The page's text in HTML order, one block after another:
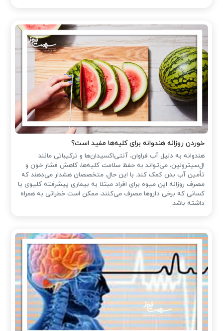
خوردن روزانه هندوانه برای کلیه‌ها مفید است؟
هندوانه به دلیل آب فراوان، آنتی‌اکسیدان‌ها و ترکیباتی مانند
ال‌سیترولین، می‌تواند به حفظ سلامت کلیه‌ها، کاهش فشار خون و
تأمین آب بدن کمک کند. با این حال، متخصصان هشدار می‌دهند که
مصرف روزانه این میوه برای افراد مبتلا به بیماری پیشرفته کلیوی یا
کسانی که برخی داروها مصرف می‌کنند، ممکن است خطراتی به همراه
داشته باشد.